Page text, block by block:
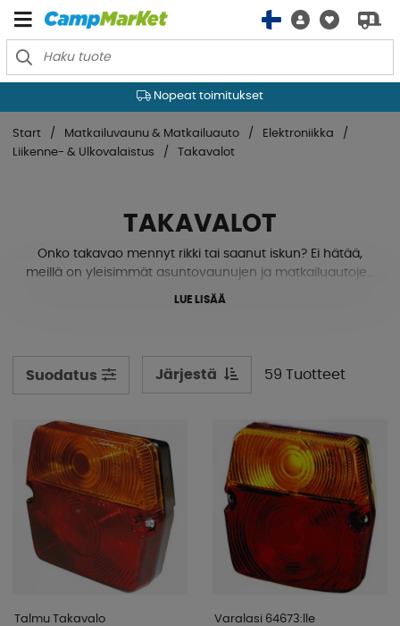
Nopeat toimitukset
Start Matkailuvaunu & Matkailuauto
Elektroniikka
Liikenne- & Ulkovalaistus
Takavalot
TAKAVALOT
Onko takavao mennyt rikki tai saanut iskun? Ei hätää,
meillä on yleisimmät asuntovaunujen ja matkailuautojen
takavalot, jotka sopivat useimpiin merkkeihin. Takavalot
LUE LISÄÄ
Suodatus Järjestä 59 Tuotteet
Talmu Takavalo
Varalasi 64673:lle